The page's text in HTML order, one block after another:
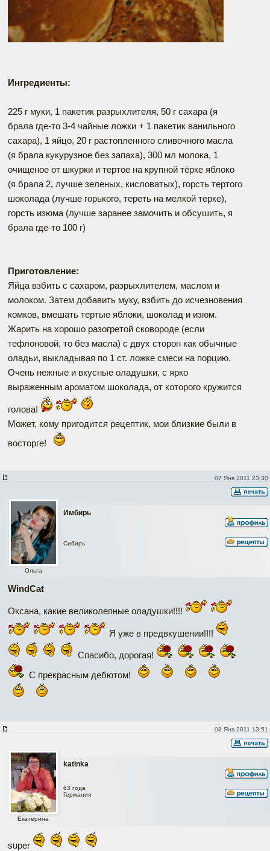
Ингредиенты:
225 г муки, 1 пакетик разрыхлителя, 50 г сахара (я
брала где-то 3-4 чайные ложки + 1 пакетик ванильного
сахара), 1 яйцо, 20 г растопленного сливочного масла
(я брала кукурузное без запаха), 300 мл молока, 1
очищеное от шкурки и тертое на крупной тёрке яблоко
(я брала 2, лучше зеленых, кисловатых), горсть тертого
шоколада (лучше горького, тереть на мелкой терке),
горсть изюма (лучше заранее замочить и обсушить, я
брала где-то 100 г)
Приготовление:
Яйца взбить с сахаром, разрыхлителем, маслом и
молоком. Затем добавить муку, взбить до исчезновения
комков, вмешать тертые яблоки, шоколад и изюм.
Жарить на хорошо разогретой сковороде (если
тефлоновой, то без масла) с двух сторон как обычные
оладьи, выкладывая по 1 ст. ложке смеси на порцию.
Очень нежные и вкусные оладушки, с ярко
выраженным ароматом шоколада, от которого кружится
голова!
Может, кому пригодится рецептик, мои близкие были в
восторге!
07 Янв 2011 23:30
Имбирь
Ольга
Сибирь
WindCat
Оксана, какие великолепные оладушки!!!!
Я уже в предвкушении!!!!
Спасибо, дорогая!
С прекрасным дебютом!
08 Янв 2011 13:51
katinka
Екатерина
63 года
Германия
super